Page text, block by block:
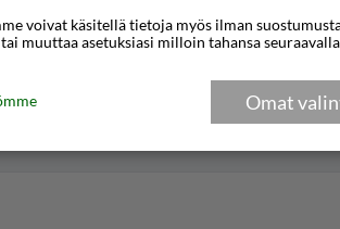
11°C —
instituutti
voivat käsitellä tietoja myös ilman
muuttaa asetuksiasi milloin tahansa
Omat